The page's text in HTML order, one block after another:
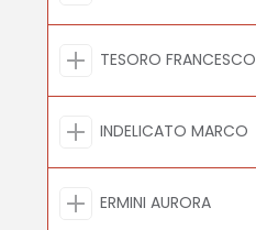
TESORO FRANCESCO
INDELICATO MARCO
ERMINI AURORA